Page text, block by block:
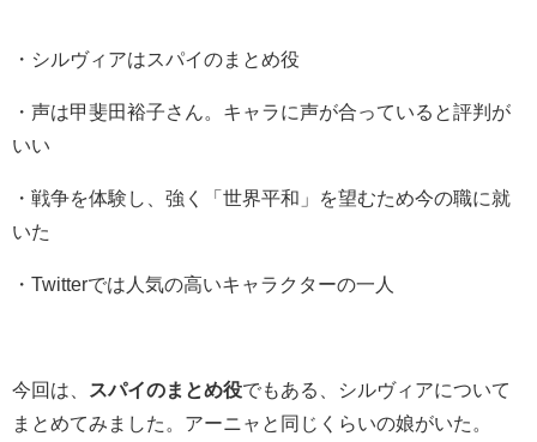
・シルヴィアはスパイのまとめ役
・声は甲斐田裕子さん。キャラに声が合っていると評判が
いい
・戦争を体験し、強く「世界平和」を望むため今の職に就
いた
・Twitterでは人気の高いキャラクターの一人
今回は、 スパイのまとめ役でもある、シルヴィアについて
まとめてみました。アーニャと同じくらいの娘がいた。